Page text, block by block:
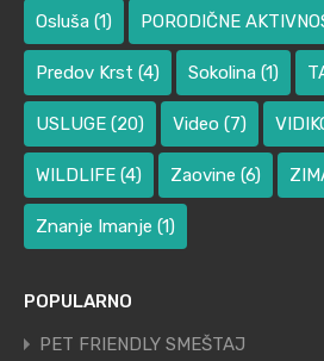
Osluša (1) PORODIČNE
Predov Krst (4) Sokolina (1)
USLUGE (20) Video (7)
WILDLIFE (4) Zaovine (6)
Znanje Imanje (1)
POPULARNO
PET FRIENDLY SMEŠTAJ